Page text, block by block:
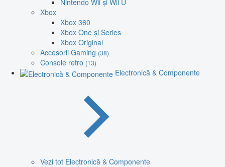
Nintendo Wii și Wii U
Xbox
Xbox 360
Xbox One și Series
Xbox Original
Accesorii Gaming (38)
Console retro (13)
Electronică & Componente
Vezi tot Electronică & Componente